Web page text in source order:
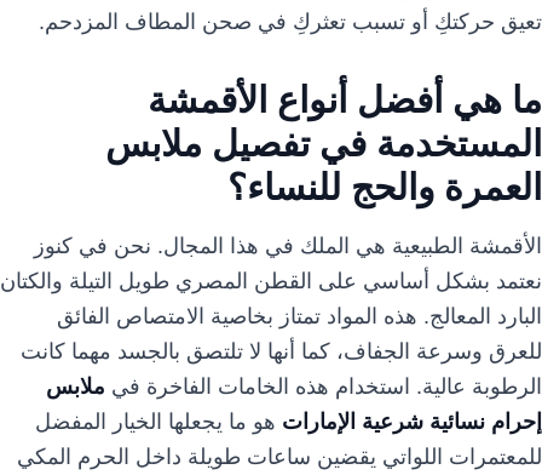
تعيق حركتكِ أو تسبب تعثركِ في صحن المطاف المزدحم.
ما هي أفضل أنواع الأقمشة
المستخدمة في تفصيل ملابس
العمرة والحج للنساء؟
الأقمشة الطبيعية هي الملك في هذا المجال. نحن في كنوز
نعتمد بشكل أساسي على القطن المصري طويل التيلة والكتان
البارد المعالج. هذه المواد تمتاز بخاصية الامتصاص الفائق
للعرق وسرعة الجفاف، كما أنها لا تلتصق بالجسد مهما كانت
الرطوبة عالية. استخدام هذه الخامات الفاخرة في ملابس
إحرام نسائية شرعية الإمارات هو ما يجعلها الخيار المفضل
للمعتمرات اللواتي يقضين ساعات طويلة داخل الحرم المكي